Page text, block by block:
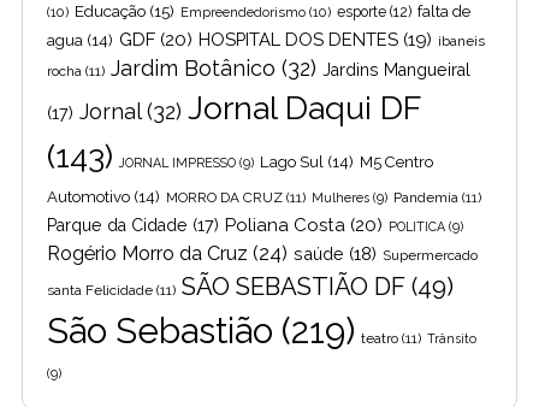
(10) Educação (15) Empreendedorismo (10) esporte (12) falta de
agua (14) GDF (20) HOSPITAL DOS DENTES (19) ibaneis
rocha (11) Jardim Botânico (32) Jardins Mangueiral
(17) Jornal(32) Jornal Daqui DF
(143)
JORNAL IMPRESSO (9) Lago Sul (14) M5 Centro
Automotivo (14) MORRO DA CRUZ (11) Mulheres (9) Pandemia (11)
Parque da Cidade (17) Poliana Costa (20) POLITICA (9)
Rogério Morro da Cruz (24) saúde (18) Supermercado
santa Felicidade (11) SÃO SEBASTIÃO DF (49)
São Sebastião (219) teatro (11) Trânsito
(9)